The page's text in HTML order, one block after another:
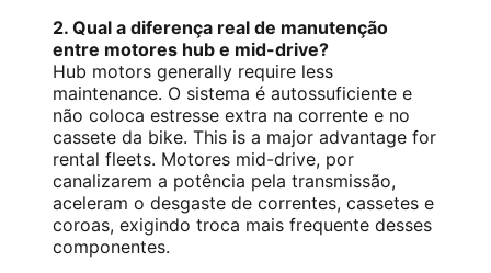
2. Qual a diferença real de manutenção
entre motores hub e mid-drive?
Hub motors generally require less
maintenance. O sistema é autossuficiente e
não coloca estresse extra na corrente e no
cassete da bike. This is a major advantage for
rental fleets. Motores mid-drive, por
canalizarem a potência pela transmissão,
aceleram o desgaste de correntes, cassetes e
coroas, exigindo troca mais frequente desses
componentes.